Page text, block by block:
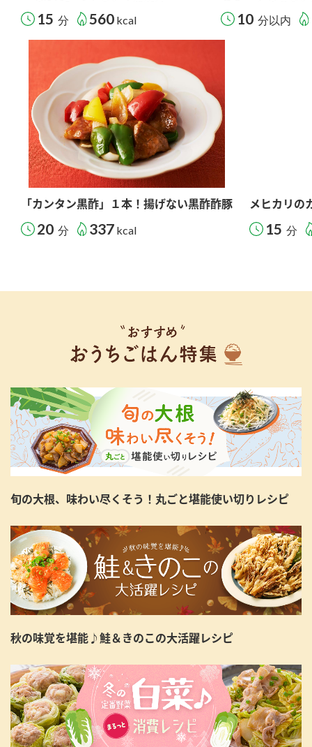
15 分 560 kcal 10 分以内
「カンタン黒酢」１本！揚げない黒酢酢豚
20 分 337 kcal
メヒカリの
15 分
旬の大根、味わい尽くそう！丸ごと堪能使い切りレシピ
秋の味覚を堪能♪鮭＆きのこの大活躍レシピ